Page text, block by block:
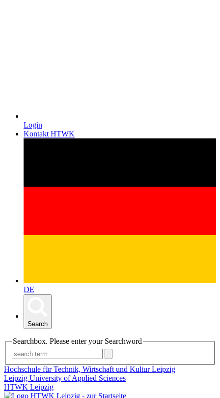
Login
Kontakt HTWK
DE
Search
Searchbox. Please enter your Searchword
Hochschule für Technik, Wirtschaft und Kultur Leipzig
Leipzig University of Applied Sciences
HTWK Leipzig